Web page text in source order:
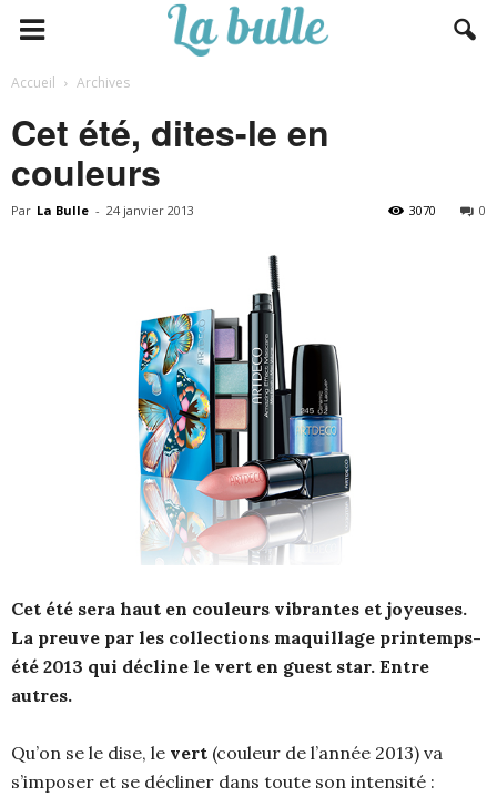
Accueil Archives
Cet été, dites-le en
couleurs
Par La Bulle - 24 janvier 2013 0
3070
Cet été sera haut en couleurs vibrantes et joyeuses.
La preuve par les collections maquillage printemps-
été 2013 qui décline le vert en guest star. Entre
autres.
Qu’on se le dise, le vert (couleur de l’année 2013) va
s’imposer et se décliner dans toute son intensité :